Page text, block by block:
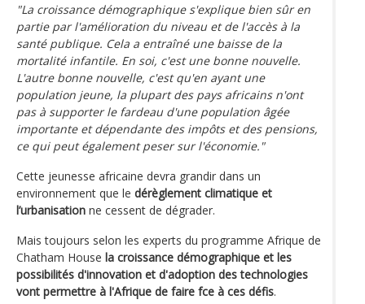
"La croissance démographique s'explique bien sûr en
partie par l'amélioration du niveau et de l'accès à la
santé publique. Cela a entraîné une baisse de la
mortalité infantile. En soi, c'est une bonne nouvelle.
L'autre bonne nouvelle, c'est qu'en ayant une
population jeune, la plupart des pays africains n'ont
pas à supporter le fardeau d'une population âgée
importante et dépendante des impôts et des pensions,
ce qui peut également peser sur l'économie."
Cette jeunesse africaine devra grandir dans un
environnement que le dérèglement climatique et
l’urbanisation ne cessent de dégrader.
Mais toujours selon les experts du programme Afrique de
Chatham House la croissance démographique et les
possibilités d'innovation et d'adoption des technologies
vont permettre à l'Afrique de faire fce à ces défis.